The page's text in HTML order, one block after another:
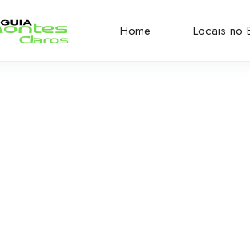
Home Locais no